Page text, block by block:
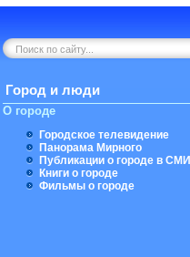
Город и люди
О городе
Городское телевидение
Панорама Мирного
Публикации о городе в СМИ
Книги о городе
Фильмы о городе